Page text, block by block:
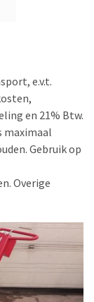
e.v.t.
en 21% Btw.
maximaal
Gebruik op
Overige